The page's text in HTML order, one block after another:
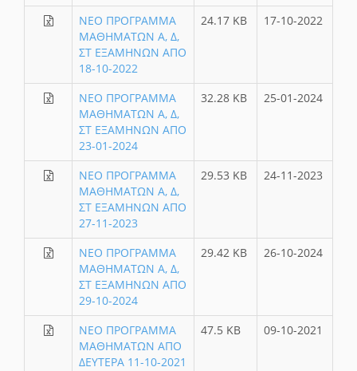
ΝΕΟ ΠΡΟΓΡΑΜΜΑ
ΜΑΘΗΜΑΤΩΝ Α, Δ,
ΣΤ ΕΞΑΜΗΝΩΝ ΑΠΟ
18-10-2022
24.17 KB 17-10-2022
ΝΕΟ ΠΡΟΓΡΑΜΜΑ
ΜΑΘΗΜΑΤΩΝ Α, Δ,
ΣΤ ΕΞΑΜΗΝΩΝ ΑΠΟ
23-01-2024
32.28 KB 25-01-2024
ΝΕΟ ΠΡΟΓΡΑΜΜΑ
ΜΑΘΗΜΑΤΩΝ Α, Δ,
ΣΤ ΕΞΑΜΗΝΩΝ ΑΠΟ
27-11-2023
29.53 KB 24-11-2023
ΝΕΟ ΠΡΟΓΡΑΜΜΑ
ΜΑΘΗΜΑΤΩΝ Α, Δ,
ΣΤ ΕΞΑΜΗΝΩΝ ΑΠΟ
29-10-2024
29.42 KB 26-10-2024
ΝΕΟ ΠΡΟΓΡΑΜΜΑ
ΜΑΘΗΜΑΤΩΝ ΑΠΟ
ΔΕΥΤΕΡΑ 11-10-2021
47.5 KB 09-10-2021